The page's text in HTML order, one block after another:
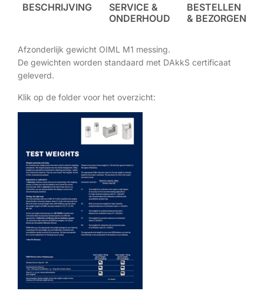
BESCHRIJVING
SERVICE &
ONDERHOUD
BESTELLEN
& BEZORGEN
Afzonderlijk gewicht OIML M1 messing.
De gewichten worden standaard met DAkkS certificaat
geleverd.
Klik op de folder voor het overzicht: